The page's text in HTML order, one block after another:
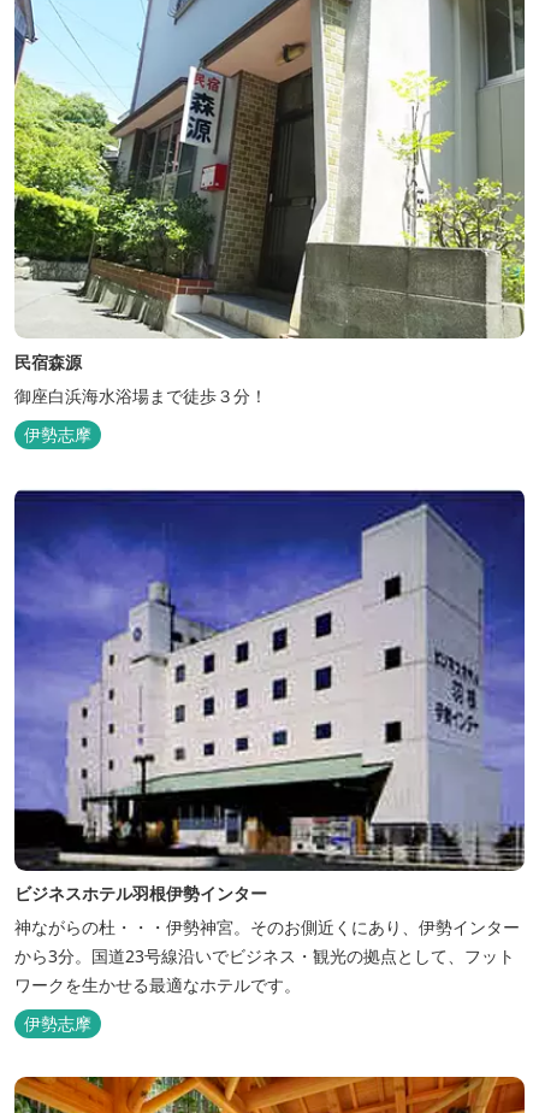
民宿森源
御座白浜海水浴場まで徒歩３分！
伊勢志摩
ビジネスホテル羽根伊勢インター
神ながらの杜・・・伊勢神宮。そのお側近くにあり、伊勢インター
から3分。国道23号線沿いでビジネス・観光の拠点として、フット
ワークを生かせる最適なホテルです。
伊勢志摩